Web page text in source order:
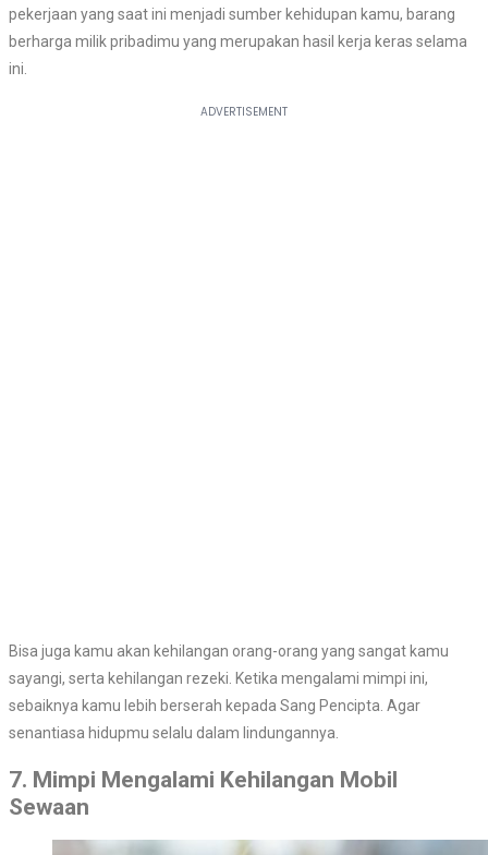
pekerjaan yang saat ini menjadi sumber kehidupan kamu, barang
berharga milik pribadimu yang merupakan hasil kerja keras selama
ini.
Bisa juga kamu akan kehilangan orang-orang yang sangat kamu
sayangi, serta kehilangan rezeki. Ketika mengalami mimpi ini,
sebaiknya kamu lebih berserah kepada Sang Pencipta. Agar
senantiasa hidupmu selalu dalam lindungannya.
7. Mimpi Mengalami Kehilangan Mobil
Sewaan